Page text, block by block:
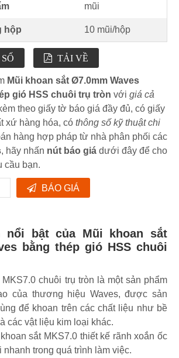
mũi
hộp 10 mũi/hộp
TẢI VỀ
Mũi khoan sắt Ø7.0mm Waves
gió HSS chuôi trụ tròn với giá cả
theo giấy tờ báo giá đầy đủ, có giấy
xứ hàng hóa, có thông số kỹ thuật chi
hàng hợp pháp từ nhà phân phối các
, hãy nhấn nút báo giá dưới đây để cho
cầu bạn.
BÁO GIÁ
nổi bật của Mũi khoan sắt
bằng thép gió HSS chuôi
MKS7.0 chuôi trụ tròn là một sản phẩm
của thương hiệu Waves, được sản
để khoan trên các chất liệu như bề
các vật liệu kim loại khác.
sắt MKS7.0 thiết kế rãnh xoắn ốc
nhanh trong quá trình làm việc.